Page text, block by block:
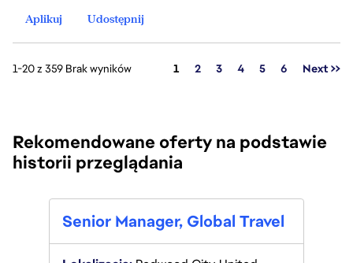
Aplikuj
Udostępnij
1-20 z 359 Brak wyników Strona
1 2 3 4 5 6 Next >>
Rekomendowane oferty na podstawie
historii przeglądania
Senior Manager, Global Travel